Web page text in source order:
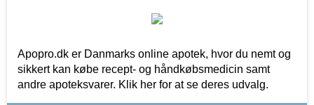
Apopro.dk er Danmarks online apotek, hvor du nemt og
sikkert kan købe recept- og håndkøbsmedicin samt
andre apoteksvarer. Klik her for at se deres udvalg.